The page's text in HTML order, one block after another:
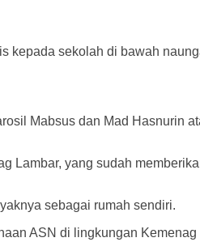
kepada sekolah di bawah
Mabsus dan Mad Hasnurin
Lambar, yang sudah
sebagai rumah sendiri.
ASN di lingkungan